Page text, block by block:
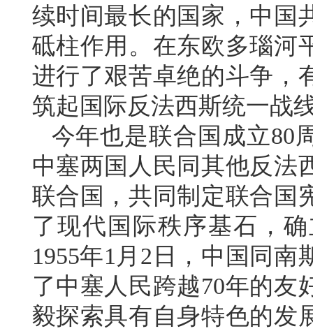
续时间最长的国家，中国
砥柱作用。在东欧多瑙河
进行了艰苦卓绝的斗争，
筑起国际反法西斯统一战
今年也是联合国成立80
中塞两国人民同其他反法
联合国，共同制定联合国
了现代国际秩序基石，
1955年1月2日，中国同
了中塞人民跨越70年的友
毅探索具有自身特色的发